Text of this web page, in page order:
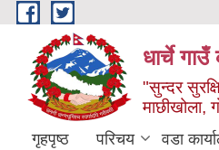
Skip to main content
धार्चे गाउँ
"सुन्दर
माछीखोला,
गृहपृष्ठ परिचय वडा